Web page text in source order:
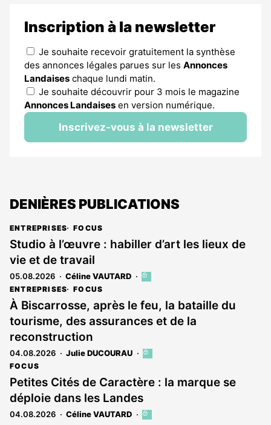
Inscription à la newsletter
Je souhaite recevoir gratuitement la synthèse
des annonces légales parues sur les Annonces
Landaises chaque lundi matin.
Je souhaite découvrir pour 3 mois le magazine
Annonces Landaises en version numérique.
Inscrivez-vous à la newsletter
DENIÈRES PUBLICATIONS
ENTREPRISES FOCUS
Studio à l’œuvre : habiller d’art les lieux de
vie et de travail
05.08.2026 Céline VAUTARD
Cet
est
réservé
aux
ENTREPRISES FOCUS
À Biscarrosse, après le feu, la bataille du
tourisme, des assurances et de la
reconstruction
04.08.2026 Julie DUCOURAU
Cet
réservé
aux
abonnés
FOCUS
Petites Cités de Caractère : la marque se
déploie dans les Landes
04.08.2026 Céline VAUTARD
Cet